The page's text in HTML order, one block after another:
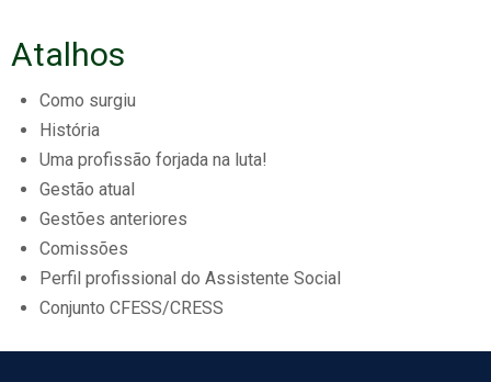
Atalhos
Como surgiu
História
Uma profissão forjada na luta!
Gestão atual
Gestões anteriores
Comissões
Perfil profissional do Assistente Social
Conjunto CFESS/CRESS